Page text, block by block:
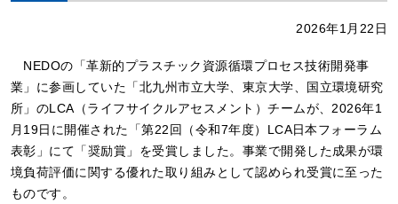
2026年1月22日
NEDOの「革新的プラスチック資源循環プロセス技術開発事
業」に参画していた「北九州市立大学、東京大学、国立環境研究
所」のLCA（ライフサイクルアセスメント）チームが、2026年1
月19日に開催された「第22回（令和7年度）LCA日本フォーラム
表彰」にて「奨励賞」を受賞しました。事業で開発した成果が環
境負荷評価に関する優れた取り組みとして認められ受賞に至った
ものです。